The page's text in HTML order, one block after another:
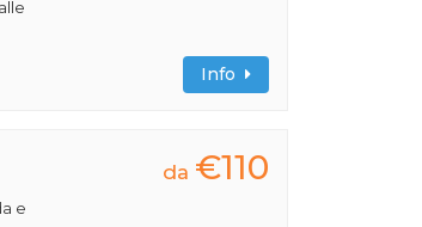
Info
e
da €110